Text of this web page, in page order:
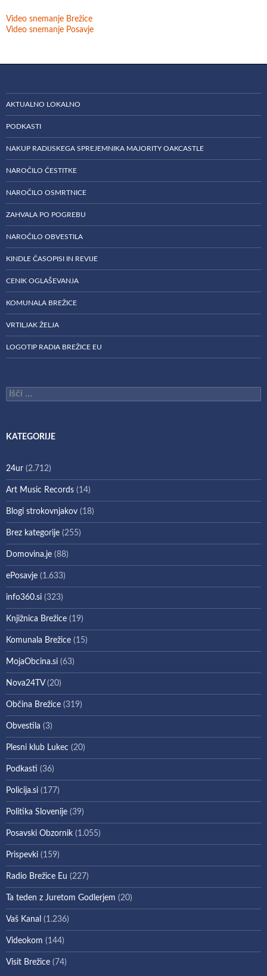
Video snemanje Brežice
Video snemanje Posavje
AKTUALNO LOKALNO
PODKASTI
NAKUP RADIJSKEGA SPREJEMNIKA MAJORITY OAKCASTLE
NAROČILO ČESTITKE
NAROČILO OSMRTNICE
ZAHVALA PO POGREBU
NAROČILO OBVESTILA
KINDLE ČASOPISI IN REVIJE
CENIK OGLAŠEVANJA
KOMUNALA BREŽICE
VRTILJAK ŽELJA
LOGOTIP RADIA BREŽICE EU
Išči:
KATEGORIJE
24ur (2.712)
Art Music Records (14)
Blogi strokovnjakov (18)
Brez kategorije (255)
Domovina.je (88)
ePosavje (1.633)
info360.si (323)
Knjižnica Brežice (19)
Komunala Brežice (15)
MojaObcina.si (63)
Nova24TV(20)
Občina Brežice (319)
Obvestila (3)
Plesni klub Lukec (20)
Podkasti (36)
Policija.si (177)
Politika Slovenije (39)
Posavski Obzornik (1.055)
Prispevki (159)
Radio Brežice Eu (227)
Ta teden z Juretom Godlerjem (20)
Vaš Kanal (1.236)
Videokom (144)
Visit Brežice (74)